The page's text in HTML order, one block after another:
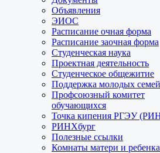
Объявления
ЭИОС
Расписание очная форма
Расписание заочная форма
Студенческая наука
Проектная деятельность
Студенческое общежитие
Поддержка молодых семей
Профсоюзный комитет
обучающихся
Точка кипения РГЭУ
РИНХбург
Полезные ссылки
Комнаты матери и